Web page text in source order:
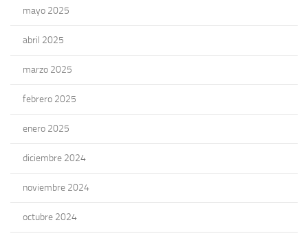
mayo 2025
abril 2025
marzo 2025
febrero 2025
enero 2025
diciembre 2024
noviembre 2024
octubre 2024